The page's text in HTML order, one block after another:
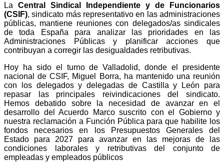
La Central Sindical Independiente y de Funcionarios
(CSIF), sindicato más representativo en las administraciones
públicas, mantiene reuniones con delegados/as sindicales
de toda España para analizar las prioridades en las
Administraciones Públicas y planificar acciones que
contribuyan a corregir las desigualdades retributivas.
Hoy ha sido el turno de Valladolid, donde el presidente
nacional de CSIF, Miguel Borra, ha mantenido una reunión
con los delegados y delegadas de Castilla y León para
repasar las principales reivindicaciones del sindicato.
Hemos debatido sobre la necesidad de avanzar en el
desarrollo del Acuerdo Marco suscrito con el Gobierno y
nuestra reclamación a Función Pública para que habilite los
fondos necesarios en los Presupuestos Generales del
Estado para 2027 para avanzar en las mejoras de las
condiciones laborales y retributivas del conjunto de
empleadas y empleados públicos